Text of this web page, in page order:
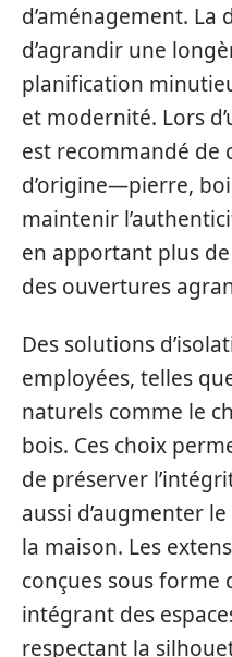
d’aménagement.
d’agrandir une
planification
et modernité. Lors
est recommandé de
d’origine—pierre,
maintenir
en apportant plus
des ouvertures
Des solutions
employées, telles
naturels comme le
bois. Ces choix
de préserver
aussi d’augmenter
la maison. Les
conçues sous forme
intégrant des
respectant la